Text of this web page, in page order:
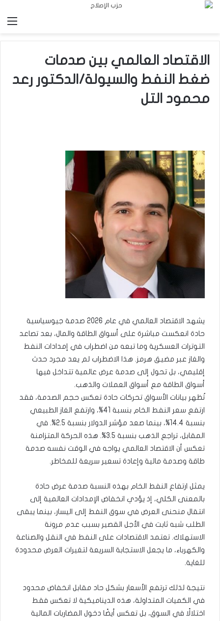
الاقتصاد العالمي بين صدمات
ضغط النفط والسيولة/الدكتور رعد
محمود التل
يشهد الاقتصاد العالمي في عام 2026 صدمة جيوسياسية
حادة انعكست مباشرة على أسواق الطاقة والمال، بعد تصاعد
التوترات العسكرية وما تبعه من اضطراب في إمدادات النفط
والغاز عبر مضيق هرمز. هذا الاضطراب لم يعد مجرد حدث
إقليمي، بل تحول إلى صدمة عرض عالمية تتداخل فيها
أسواق الطاقة مع أسواق العملات والذهب.
تُظهر بيانات الأسواق تحركات حادة تعكس حجم الصدمة، فقد
ارتفع سعر النفط الخام بنسبة 41%، وارتفع الغاز الطبيعي
بنسبة 14.4%، بينما صعد مؤشر الدولار بنسبة 2.5%. في
المقابل، تراجع الذهب بنسبة 3.5%. هذه الحركة المتزامنة
تعكس أن الاقتصاد العالمي يواجه في الوقت نفسه صدمة
طاقة وصدمة مالية وإعادة تسعير سريعة للمخاطر.
يمثل ارتفاع النفط الخام بهذه النسبة صدمة عرض حادة
بالمعنى الكلي، إذ يؤدي انخفاض الإمدادات العالمية إلى
انتقال منحنى العرض في سوق النفط إلى اليسار، بينما يبقى
الطلب شبه ثابت في الأجل القصير بسبب عدم مرونة
الاستهلاك. تعتمد الاقتصادات على النفط في النقل والصناعة
والكهرباء، ما يجعل الاستجابة السريعة لتغيرات العرض محدودة
للغاية.
نتيجة لذلك ترتفع الأسعار بشكل حاد مقابل انخفاض محدود
في الكميات المتداولة، هذه الديناميكية لا تعكس فقط
اختلالًا في السوق، بل تعكس أيضًا دخول المضاربات المالية